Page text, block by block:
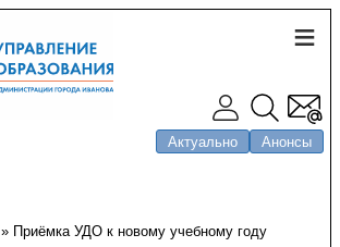
Актуально Анонсы
» Приёмка УДО к новому учебному году